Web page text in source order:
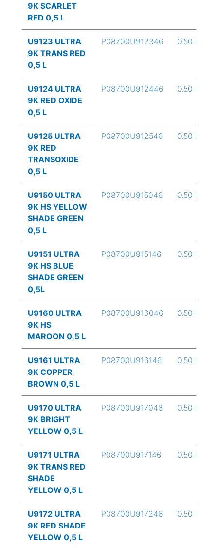
9K SCARLET
RED 0,5 L
U9123 ULTRA
9K TRANS RED
0,5 L
P08700U912346 0.50 L
U9124 ULTRA
9K RED OXIDE
0,5 L
P08700U912446 0.50 L
U9125 ULTRA
9K RED
TRANSOXIDE
0,5 L
P08700U912546 0.50 L
U9150 ULTRA
9K HS YELLOW
SHADE GREEN
0,5 L
P08700U915046 0.50 L
U9151 ULTRA
9K HS BLUE
SHADE GREEN
0,5L
P08700U915146 0.50 L
U9160 ULTRA
9K HS
MAROON 0,5 L
P08700U916046 0.50 L
U9161 ULTRA
9K COPPER
BROWN 0,5 L
P08700U916146 0.50 L
U9170 ULTRA
9K BRIGHT
YELLOW 0,5 L
P08700U917046 0.50 L
U9171 ULTRA
9K TRANS RED
SHADE
YELLOW 0,5 L
P08700U917146 0.50 L
U9172 ULTRA
9K RED SHADE
YELLOW 0,5 L
P08700U917246 0.50 L